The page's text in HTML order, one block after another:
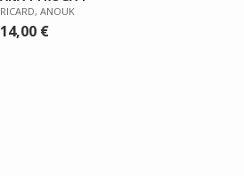
RICARD, ANOUK
14,00 €